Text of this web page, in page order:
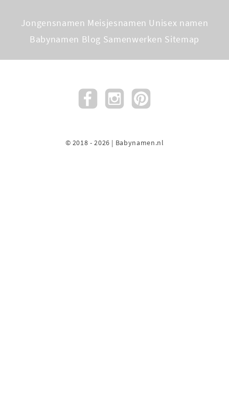
Jongensnamen Meisjesnamen Unisex namen
Babynamen Blog Samenwerken Sitemap
© 2018 - 2026 | Babynamen.nl